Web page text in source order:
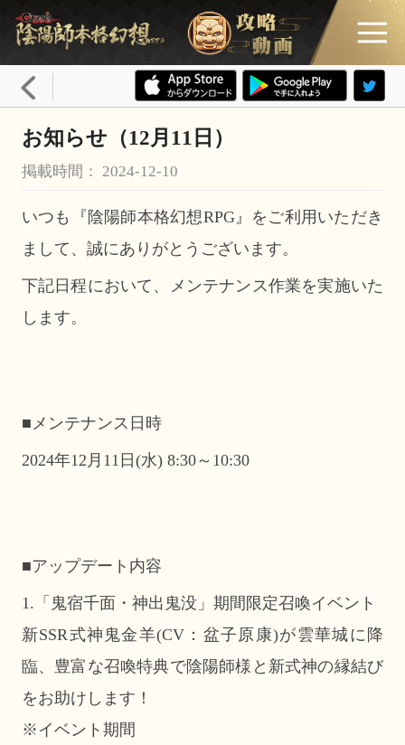
お知らせ（12月11日）
掲載時間： 2024-12-10
いつも『陰陽師本格幻想RPG』をご利用いただき
まして、誠にありがとうございます。
下記日程において、メンテナンス作業を実施いた
します。
■メンテナンス日時
2024年12月11日(水) 8:30～10:30
■アップデート内容
1.「鬼宿千面・神出鬼没」期間限定召喚イベント
新SSR式神鬼金羊(CV：盆子原康)が雲華城に降
臨、豊富な召喚特典で陰陽師様と新式神の縁結び
をお助けします！
※イベント期間